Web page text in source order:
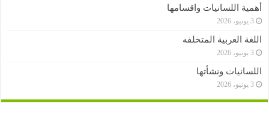
أهمية اللسانيات واقسامها
3 يونيو، 2026
اللغة العربية المتخلفه
3 يونيو، 2026
اللسانيات ونشأتها
3 يونيو، 2026